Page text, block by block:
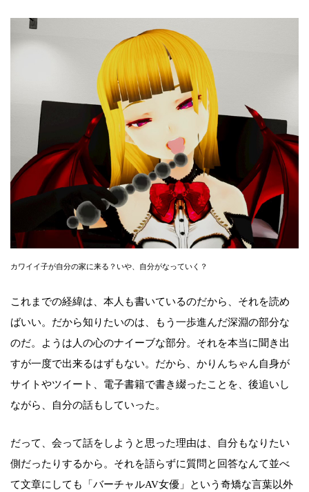
カワイイ子が自分の家に来る？いや、自分がなっていく？
これまでの経緯は、本人も書いているのだから、それを読め
ばいい。だから知りたいのは、もう一歩進んだ深淵の部分な
のだ。ようは人の心のナイーブな部分。それを本当に聞き出
すが一度で出来るはずもない。だから、かりんちゃん自身が
サイトやツイート、電子書籍で書き綴ったことを、後追いし
ながら、自分の話もしていった。
だって、会って話をしようと思った理由は、自分もなりたい
側だったりするから。それを語らずに質問と回答なんて並べ
て文章にしても「バーチャルAV女優」という奇矯な言葉以外